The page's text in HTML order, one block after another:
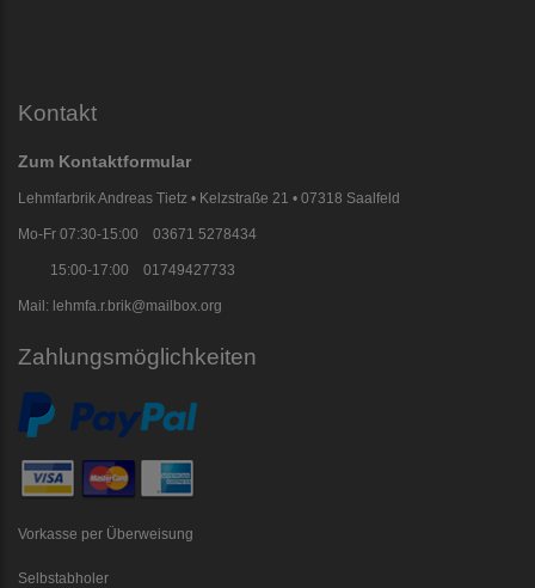
Kontakt
Zum Kontaktformular
Lehmfarbrik Andreas Tietz • Kelzstraße 21 • 07318 Saalfeld
Mo-Fr 07:30-15:00 03671 5278434
15:00-17:00 01749427733
Mail: lehmfa.r.brik@mailbox.org
Zahlungsmöglichkeiten
Vorkasse per Überweisung
Selbstabholer